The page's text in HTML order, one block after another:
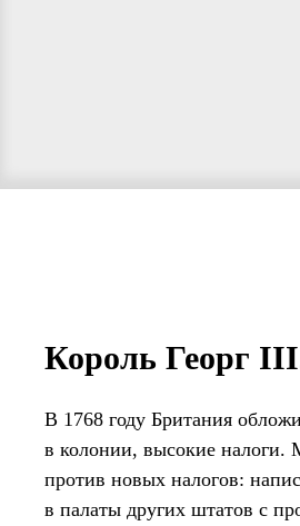
Король Георг
В 1768 году Британия
в колонии, высокие налоги.
против новых налогов:
в палаты других штатов с